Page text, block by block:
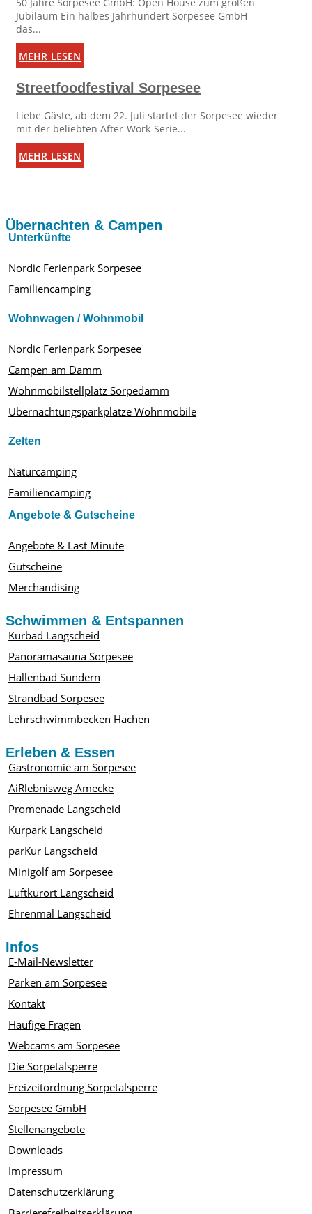
Jubiläum Ein halbes Jahrhundert Sorpesee GmbH –
das...
mehr lesen
Streetfoodfestival Sorpesee
Liebe Gäste, ab dem 22. Juli startet der Sorpesee wieder
mit der beliebten After-Work-Serie...
mehr lesen
Übernachten & Campen
Unterkünfte
Nordic Ferienpark Sorpesee
Familiencamping
Wohnwagen / Wohnmobil
Nordic Ferienpark Sorpesee
Campen am Damm
Wohnmobilstellplatz Sorpedamm
Übernachtungsparkplätze Wohnmobile
Zelten
Naturcamping
Familiencamping
Angebote & Gutscheine
Angebote & Last Minute
Gutscheine
Merchandising
Schwimmen & Entspannen
Kurbad Langscheid
Panoramasauna Sorpesee
Hallenbad Sundern
Strandbad Sorpesee
Lehrschwimmbecken Hachen
Erleben & Essen
Gastronomie am Sorpesee
AiRlebnisweg Amecke
Promenade Langscheid
Kurpark Langscheid
parKur Langscheid
Minigolf am Sorpesee
Luftkurort Langscheid
Ehrenmal Langscheid
Infos
E-Mail-Newsletter
Parken am Sorpesee
Kontakt
Häufige Fragen
Webcams am Sorpesee
Die Sorpetalsperre
Freizeitordnung Sorpetalsperre
Sorpesee GmbH
Stellenangebote
Downloads
Impressum
Datenschutzerklärung